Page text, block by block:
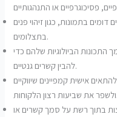
דומים בתמונות, כגון זיהוי פנים
בתצלומים.
התכונות הביולוגיות שלהם כדי
להבין קשרים גנטיים.
אישית קמפיינים שיווקיים
בתוך רשת על סמך קשרים או